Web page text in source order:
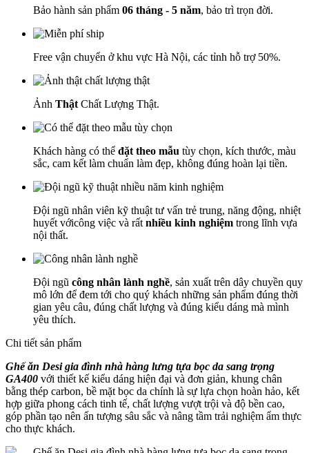
Bảo hành sản phẩm 06 tháng - 5 năm, bảo trì trọn đời.
Free vận chuyển ở khu vực Hà Nội, các tỉnh hỗ trợ 50%.
Ảnh Thật Chất Lượng Thật.
Khách hàng có thể đặt theo mẫu tùy chọn, kích thước, màu
sắc, cam kết làm chuẩn làm đẹp, không đúng hoàn lại tiền.
Đội ngũ nhân viên kỹ thuật tư vấn trẻ trung, năng động, nhiệt
huyết vớicông việc và rất nhiều kinh nghiệm trong lĩnh vựa
nội thất.
Đội ngũ công nhân lành nghề, sản xuất trên dây chuyền quy
mô lớn để đem tới cho quý khách những sản phẩm đúng thời
gian yêu câu, đúng chất lượng và đúng kiểu dáng mà mình
yêu thích.
Chi tiết sản phẩm
Ghế ăn Desi gia đình nhà hàng lưng tựa bọc da sang trọng
GA400 với thiết kế kiểu dáng hiện đại và đơn giản, khung chân
bằng thép carbon, bề mặt bọc da chính là sự lựa chọn hoàn hảo, kết
hợp giữa phong cách tinh tế, chất lượng vượt trội và độ bền cao,
góp phần tạo nên ấn tượng sâu sắc và nâng tầm trải nghiệm ẩm thực
cho thực khách.